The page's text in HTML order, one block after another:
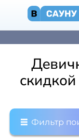
Фильтр